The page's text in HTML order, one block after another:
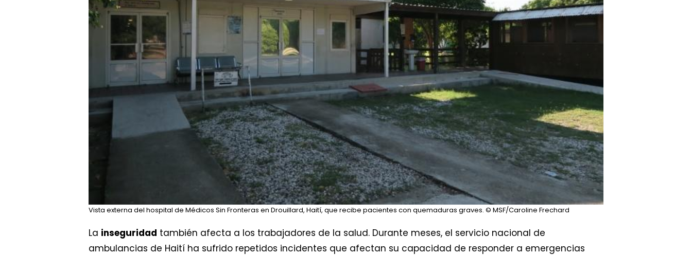
Vista externa del hospital de Médicos Sin Fronteras en Drouillard, Haití, que recibe pacientes con quemaduras graves. © MSF/Caroline Frechard
La inseguridad también afecta a los trabajadores de la salud. Durante meses, el servicio nacional de
ambulancias de Haití ha sufrido repetidos incidentes que afectan su capacidad de responder a emergencias